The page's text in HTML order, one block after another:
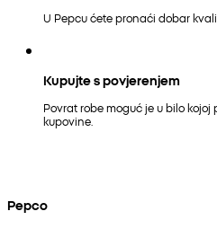
U Pepcu ćete pronaći dobar
Kupujte s povjerenjem
Povrat robe moguć je u bilo
kupovine.
Pepco